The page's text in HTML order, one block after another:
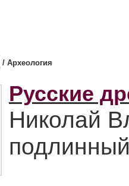
/ Археология
Русские
Николай